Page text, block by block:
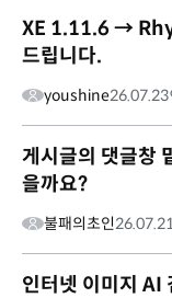
XE 1.11.6 →
드립니다.
youshine26.07.23
게시글의 댓글창
을까요?
불패의초인
인터넷 이미지 AI